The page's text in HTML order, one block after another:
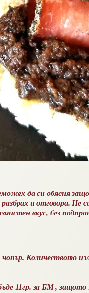
да си обясня
и отговора.
вкус, без
Количеството
11гр. за БМ ,